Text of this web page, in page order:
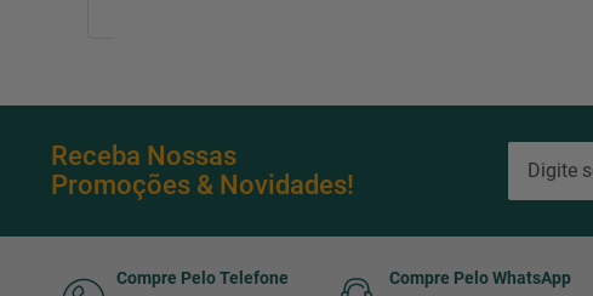
Receba Nossas
Promoções & Novidades!
Compre Pelo Telefone Compre Pelo WhatsApp